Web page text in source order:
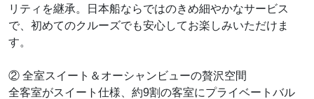
リティを継承。日本船ならではのきめ細やかなサービス
で、初めてのクルーズでも安心してお楽しみいただけま
す。
② 全室スイート＆オーシャンビューの贅沢空間
全客室がスイート仕様、約9割の客室にプライベートバル